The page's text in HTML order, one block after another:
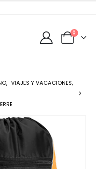
0
, VIAJES Y VACACIONES,